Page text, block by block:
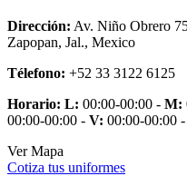
Dirección: Av. Niño Obrero
Zapopan, Jal., Mexico
Télefono: +52 33 3122 6125
Horario: L: 00:00-00:00 - M:
00:00-00:00 - V: 00:00-00:00 -
Ver Mapa
Cotiza tus uniformes